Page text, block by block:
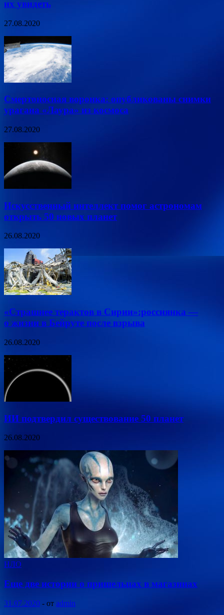
их увидеть
27.08.2020
Смертоносная воронка: опубликованы снимки
урагана «Лаура» из космоса
27.08.2020
Искусственный интеллект помог астрономам
открыть 50 новых планет
26.08.2020
«Страшнее терактов в Сирии»:россиянка —
о жизни в Бейруте после взрыва
26.08.2020
ИИ подтвердил существование 50 планет
26.08.2020
НЛО
Еще две истории о пришельцах в магазинах
31.07.2020 - от admin